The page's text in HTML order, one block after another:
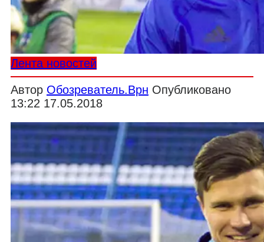
Лента новостей
Автор Обозреватель.Врн Опубликовано
13:22 17.05.2018